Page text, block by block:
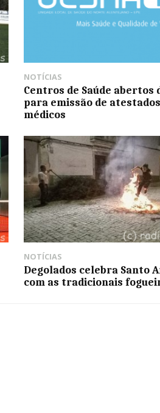
NOTÍCIAS
Centros de Saúde abertos
para emissão de atestados
médicos
NOTÍCIAS
Degolados celebra Santo
com as tradicionais